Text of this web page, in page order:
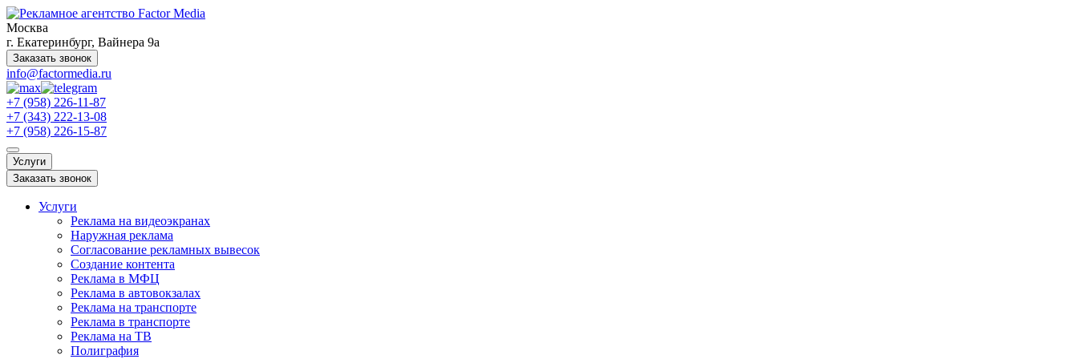
Москва
г. Екатеринбург, Вайнера 9а
Заказать звонок
info@factormedia.ru
+7 (958) 226-11-87
+7 (343) 222-13-08
+7 (958) 226-15-87
Услуги
Заказать звонок
Услуги
Реклама на видеоэкранах
Наружная реклама
Согласование рекламных вывесок
Создание контента
Реклама в МФЦ
Реклама в автовокзалах
Реклама на транспорте
Реклама в транспорте
Реклама на ТВ
Полиграфия